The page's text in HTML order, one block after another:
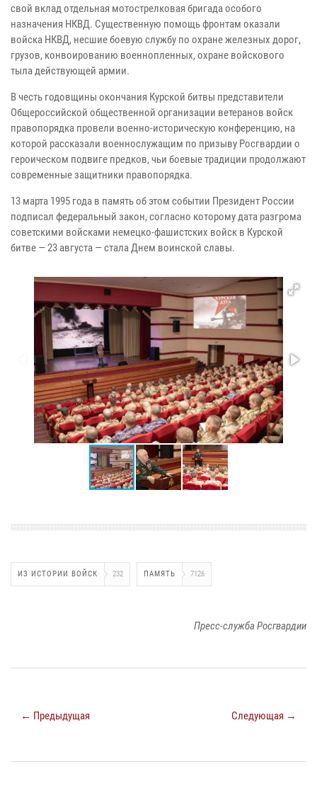
свой вклад отдельная мотострелковая бригада особого
назначения НКВД. Существенную помощь фронтам оказали
войска НКВД, несшие боевую службу по охране железных дорог,
грузов, конвоированию военнопленных, охране войскового
тыла действующей армии.
В честь годовщины окончания Курской битвы представители
Общероссийской общественной организации ветеранов войск
правопорядка провели военно-историческую конференцию, на
которой рассказали военнослужащим по призыву Росгвардии о
героическом подвиге предков, чьи боевые традиции продолжают
современные защитники правопорядка.
13 марта 1995 года в память об этом событии Президент России
подписал федеральный закон, согласно которому дата разгрома
советскими войсками немецко-фашистских войск в Курской
битве — 23 августа — стала Днем воинской славы.
ИЗ ИСТОРИИ ВОЙСК 232 ПАМЯТЬ 7126
Пресс-служба Росгвардии
← Предыдущая Следующая →